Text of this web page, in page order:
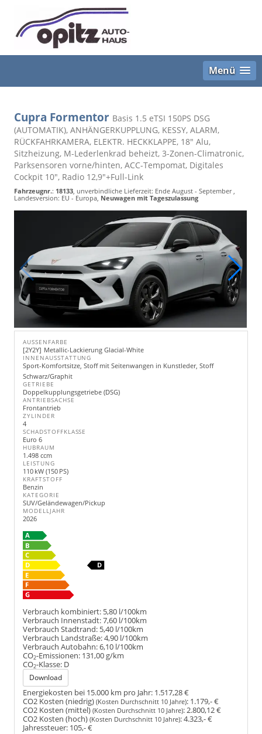
Menü
Cupra Formentor Basis 1.5 eTSI 150PS DSG
(AUTOMATIK), ANHÄNGERKUPPLUNG, KESSY, ALARM,
RÜCKFAHRKAMERA, ELEKTR. HECKKLAPPE, 18" Alu,
Sitzheizung, M-Lederlenkrad beheizt, 3-Zonen-Climatronic,
Parksensoren vorne/hinten, ACC-Tempomat, Digitales
Cockpit 10", Radio 12,9"+Full-Link
Fahrzeugnr.: 18133, unverbindliche Lieferzeit: Ende August - September ,
Landesversion: EU - Europa, Neuwagen mit Tageszulassung
AUSSENFARBE
2Y2Y Metallic-Lackierung Glacial-White
INNENAUSSTATTUNG
Sport-Komfortsitze, Stoff mit Seitenwangen in Kunstleder, Stoff
Schwarz/Graphit
GETRIEBE
Doppelkupplungsgetriebe (DSG)
ANTRIEBSACHSE
Frontantrieb
ZYLINDER
4
SCHADSTOFFKLASSE
Euro 6
HUBRAUM
1.498 ccm
LEISTUNG
110 kW (150 PS)
KRAFTSTOFF
Benzin
KATEGORIE
SUV/Geländewagen/Pickup
MODELLJAHR
2026
Verbrauch kombiniert: 5,80 l/100km
Verbrauch Innenstadt:7,60 l/100km
Verbrauch Stadtrand: 5,40 l/100km
Verbrauch Landstraße:4,90 l/100km
Verbrauch Autobahn:6,10 l/100km
CO2-Emissionen: 131,00 g/km
CO2-Klasse: D
Download
Energiekosten bei 15.000 km pro Jahr: 1.517,28 €
CO2 Kosten (niedrig) (Kosten Durchschnitt 10 Jahre): 1.179,- €
CO2 Kosten (mittel) (Kosten Durchschnitt 10 Jahre):2.800,12 €
CO2 Kosten (hoch) (Kosten Durchschnitt 10 Jahre):4.323,- €
Jahressteuer: 105,- €